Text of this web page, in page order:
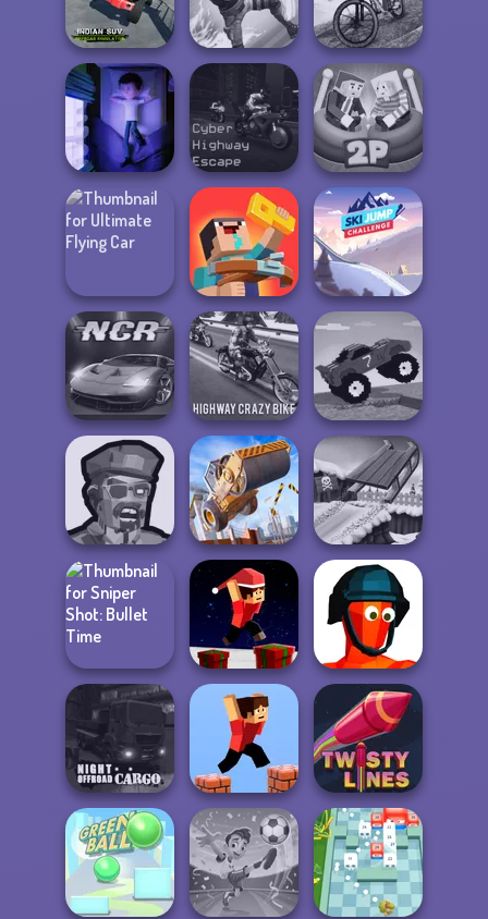
Car 2
Challenge
Vortex 9
Indian SUV
Offroad
Simulator
Gang Brawlers
MX Offroad
Master
Cyber Highway
Escape
Ragdoll Arena 2
Player
Ultimate Flying
Car
Noob: Zombie
Prison Escape
Ski Jump
Challenge
Night City Racing
Highway Crazy
Bike
Funny Mad
Racing
Zombies
Shooter
Construction
Ramp Jumping
Snow Ride 3D
Sniper Shot:
Bullet Time
Parkour Block
Xmas Special
Funny Shooter
Night OffRoad
Cargo
Parkour Block 3D Twisty Lines